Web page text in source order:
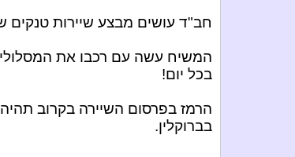
חב"ד עושים מבצע שיירות טנקים
המשיח עשה עם רכבו את
בכל יום!
בברוקלין.